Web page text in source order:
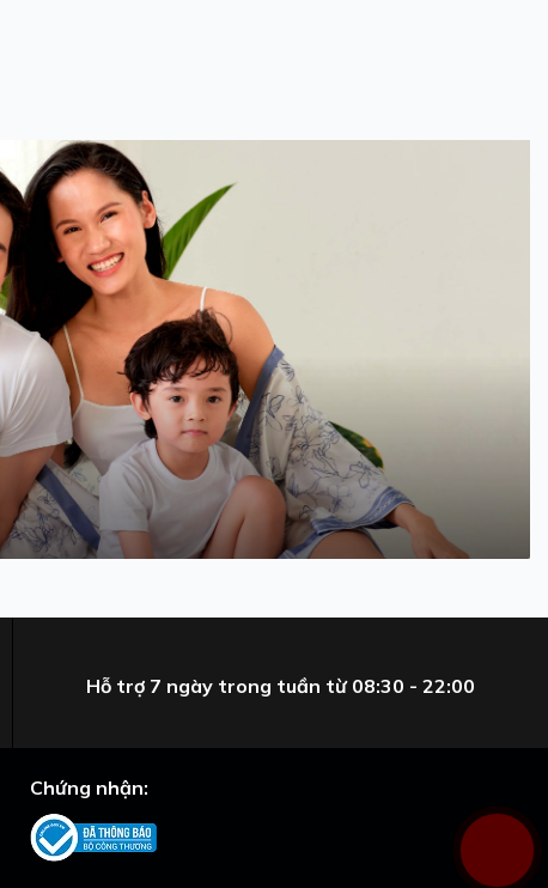
Hỗ trợ 7 ngày trong tuần từ 08:30 - 22:00
Chứng nhận: